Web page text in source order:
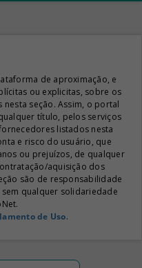
de aproximação, e
ou explicitas, sobre os
seção. Assim, o portal
título, pelos serviços
listados nesta
e risco do usuário, que
ou prejuízos, de qualquer
aquisição dos
são de responsabilidade
qualquer solidariedade
de Uso.